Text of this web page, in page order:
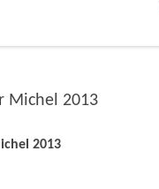
Michel 2013
2013